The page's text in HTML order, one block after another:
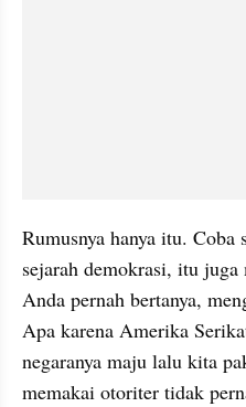
Rumusnya hanya itu. Coba
sejarah demokrasi, itu
Anda pernah bertanya,
Apa karena Amerika
negaranya maju lalu kita
memakai otoriter tidak